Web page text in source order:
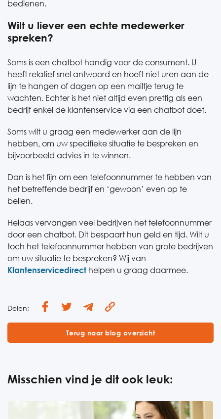
bedienen.
Wilt u liever een echte medewerker
spreken?
Soms is een chatbot handig voor de consument. U
heeft relatief snel antwoord en hoeft niet uren aan de
lijn te hangen of dagen op een mailtje terug te
wachten. Echter is het niet altijd even prettig als een
bedrijf enkel de klantenservice via een chatbot doet.
Soms wilt u graag een medewerker aan de lijn
hebben, om uw specifieke situatie te bespreken en
bijvoorbeeld advies in te winnen.
Dan is het fijn om een telefoonnummer te hebben van
het betreffende bedrijf en ‘gewoon’ even op te
bellen.
Helaas vervangen veel bedrijven het telefoonnummer
door een chatbot. Dit bespaart hun geld en tijd. Wilt u
toch het telefoonnummer hebben van grote bedrijven
om uw situatie te bespreken? Wij van
Klantenservicedirect helpen u graag daarmee.
Delen:
Terug naar blog overzicht
Misschien vind je dit ook leuk: